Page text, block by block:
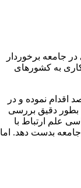
جامعه برخوردار
به کشور‌های
نموده و در
بطور دقیق بررسی
علم ارتباط با
بدست دهد. اما